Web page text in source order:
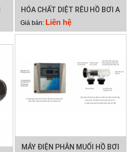
HÓA CHẤT DIỆT RÊU HỒ BƠI A
TRINE
Giá bán: Liên hệ
MÁY ĐIỆN PHÂN MUỐI HỒ BƠI